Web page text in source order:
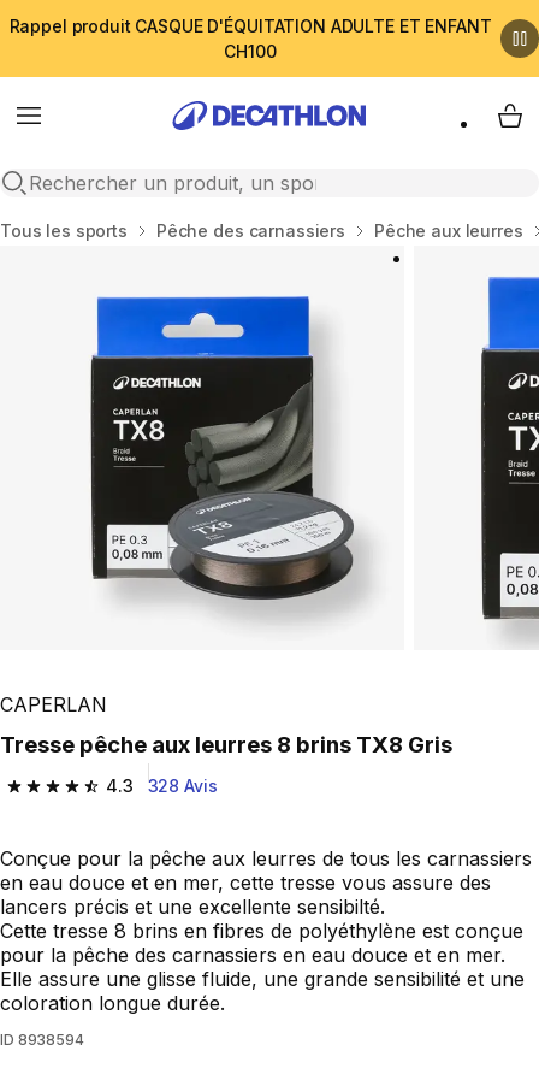
Rappel produit CASQUE D'ÉQUITATION ADULTE ET ENFANT
CH100
Menu
Open search
My
Accueil
Tous les sports Pêche des carnassiers Pêche aux leurres
CAPERLAN
Tresse pêche aux leurres 8 brins TX8 Gris
4.3
4.3 out of 5 stars from 328 reviews
328 Avis
Conçue pour la pêche aux leurres de tous les carnassiers
en eau douce et en mer, cette tresse vous assure des
lancers précis et une excellente sensibilté.
Cette tresse 8 brins en fibres de polyéthylène est conçue
pour la pêche des carnassiers en eau douce et en mer.
Elle assure une glisse fluide, une grande sensibilité et une
coloration longue durée.
ID 8938594